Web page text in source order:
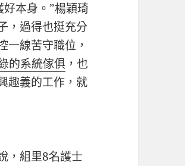
本身。”楊穎琦
，過得也挺充分
一線苦守職位，
的系統傢俱 ，也
趣義的工作，就
，組里8名護士